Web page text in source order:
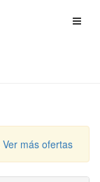
Ver más ofertas